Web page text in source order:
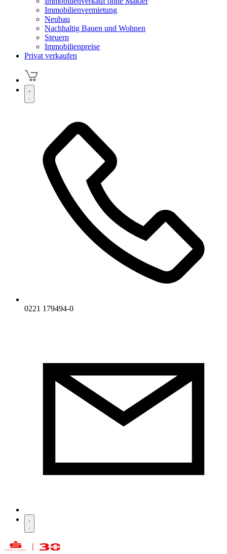
Immobilienvermietung
Neubau
Nachhaltig Bauen und Wohnen
Steuern
Immobilienpreise
Privat verkaufen
0221 179494-0